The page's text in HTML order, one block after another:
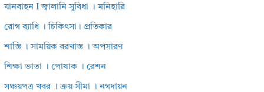
যানবাহন I জ্বালানি সুবিধা । মনিহারি
রোগ ব্যাধি । চিকিৎসা। প্রতিকার
শাস্তি । সাময়িক বরখাস্ত । অপসারণ
শিক্ষা ভাতা । পোষাক । রেশন
সঞ্চয়পত্র খবর । ক্রয় সীমা । নগদায়ন